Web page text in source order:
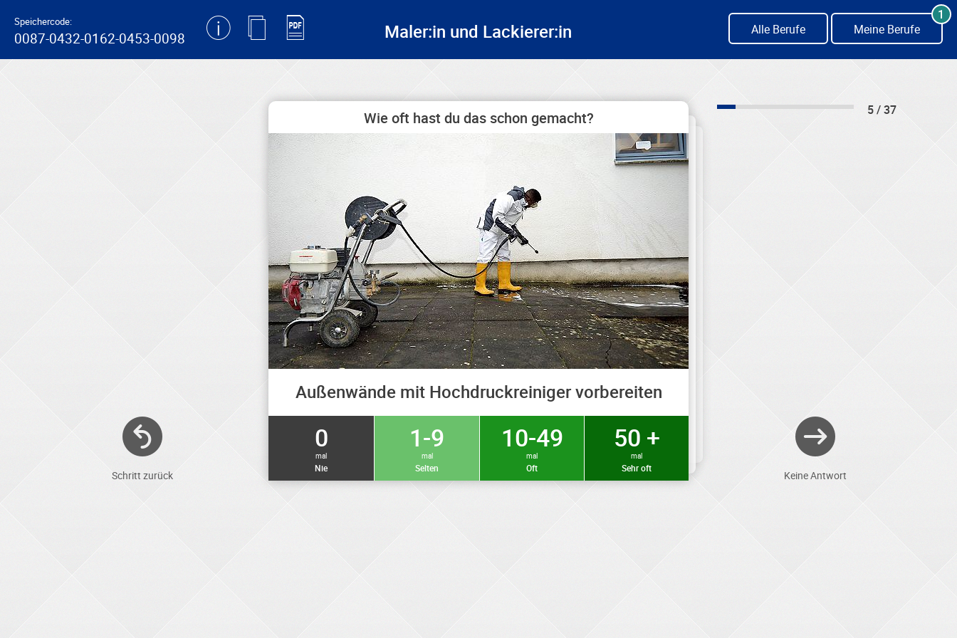
Speichercode:
0087-0432-0162-0453-0098 Maler:in und Lackierer:in Alle Berufe Meine Berufe
1
Schritt zurück
Wie oft hast du das schon gemacht?
Außenwände mit Hochdruckreiniger vorbereiten
0
mal
Nie
1-9
mal
Selten
10-49
mal
Oft
50 +
mal
Sehr oft
5 / 37
Keine Antwort